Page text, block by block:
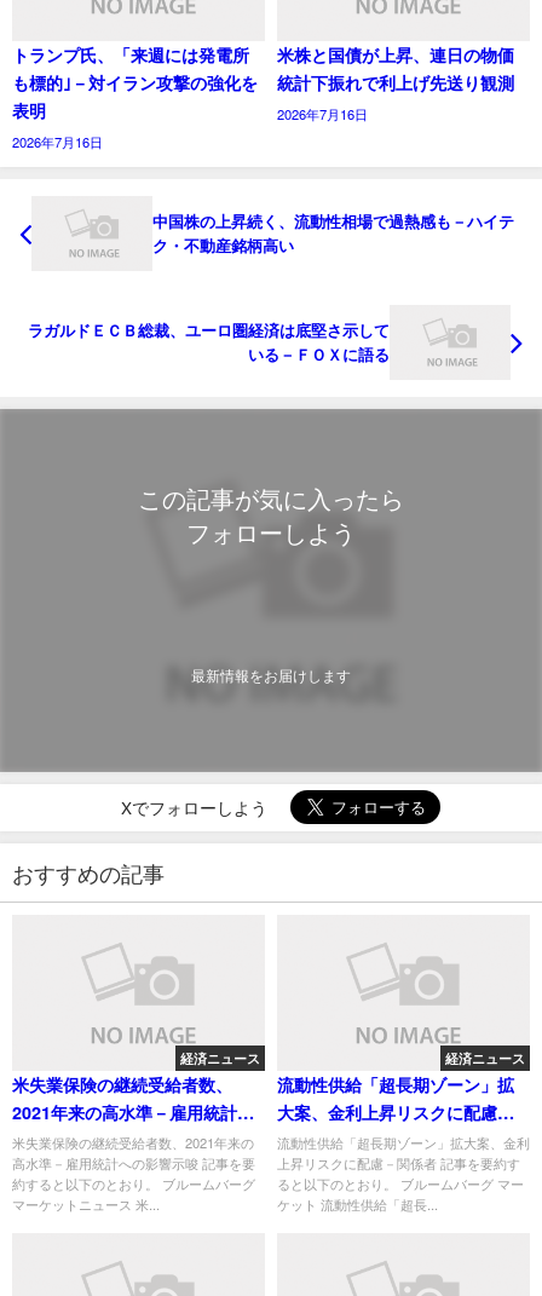
トランプ氏、「来週には発電所
も標的｣－対イラン攻撃の強化を
表明
2026年7月16日
米株と国債が上昇、連日の物価
統計下振れで利上げ先送り観測
2026年7月16日
中国株の上昇続く、流動性相場で過熱感も－ハイテ
ク・不動産銘柄高い
ラガルドＥＣＢ総裁、ユーロ圏経済は底堅さ示して
いる－ＦＯＸに語る
この記事が気に入ったら
フォローしよう
最新情報をお届けします
Xでフォローしよう
おすすめの記事
経済ニュース
米失業保険の継続受給者数、
2021年来の高水準－雇用統計へ
の影響示唆
米失業保険の継続受給者数、2021年来の
高水準－雇用統計への影響示唆 記事を要
約すると以下のとおり。 ブルームバーグ
マーケットニュース 米...
経済ニュース
流動性供給「超長期ゾーン」拡
大案、金利上昇リスクに配慮－
関係者
流動性供給「超長期ゾーン」拡大案、金利
上昇リスクに配慮－関係者 記事を要約す
ると以下のとおり。 ブルームバーグ マー
ケット 流動性供給「超長...